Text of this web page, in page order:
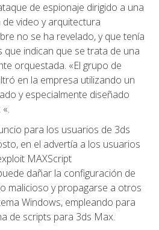
de espionaje dirigido a una
video y arquitectura
no se ha revelado, y que tenía
indican que se trata de una
orquestada. «El grupo de
en la empresa utilizando un
y especialmente diseñado
para los usuarios de 3ds
en el advertía a los usuarios
MAXScript
dañar la configuración de
malicioso y propagarse a otros
Windows, empleando para
de scripts para 3ds Max.